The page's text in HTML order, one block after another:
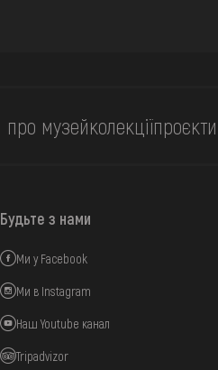
про музейколекціїпроєкти
Будьте з нами
Ми у Facebook
Ми в Instagram
Наш Youtube канал
Tripadvizor